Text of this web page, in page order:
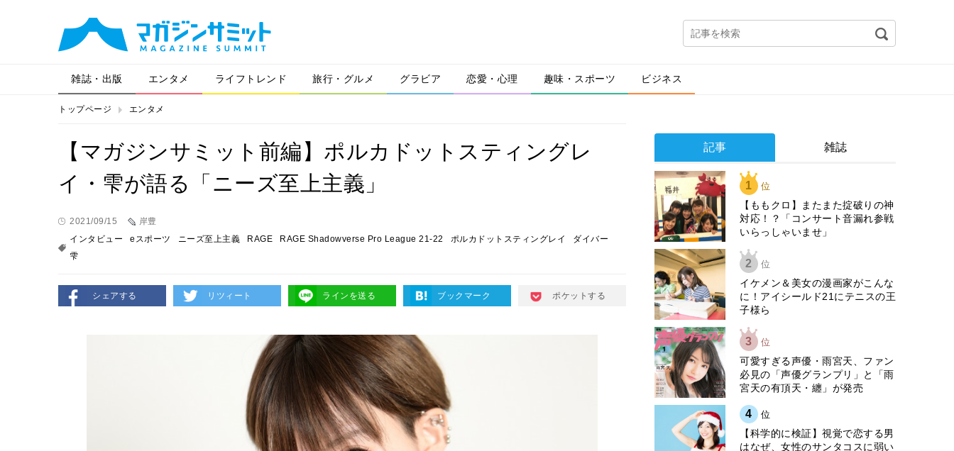
雑誌・出版 エンタメ ライフトレンド 旅行・グルメ グラビア 恋愛・心理 趣味・スポーツ ビジネス
トップページ エンタメ
【マガジンサミット前編】ポルカドットスティングレ
イ・雫が語る「ニーズ至上主義」
2021/09/15
岸豊
インタビュー
eスポーツ ニーズ至上主義 RAGE RAGE Shadowverse Pro League 21-22 ポルカドットスティングレイ
ダイバー
雫
シェアする リツィート ラインを送る ブックマーク ポケットする
記事 雑誌
1 位
【ももクロ】またまた掟破りの神
対応！？「コンサート音漏れ参戦
いらっしゃいませ」
2 位
イケメン＆美女の漫画家がこんな
に！アイシールド21にテニスの王
子様ら
3 位
可愛すぎる声優・雨宮天、ファン
必見の「声優グランプリ」と「雨
宮天の有頂天・纏」が発売
4 位
【科学的に検証】視覚で恋する男
はなぜ、女性のサンタコスに弱い